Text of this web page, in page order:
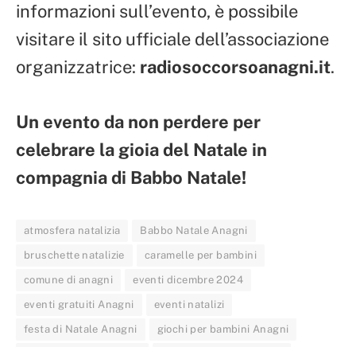
informazioni sull’evento, è possibile
visitare il sito ufficiale dell’associazione
organizzatrice: radiosoccorsoanagni.it.
Un evento da non perdere per
celebrare la gioia del Natale in
compagnia di Babbo Natale!
atmosfera natalizia Babbo Natale Anagni
bruschette natalizie caramelle per bambini
comune di anagni eventi dicembre 2024
eventi gratuiti Anagni eventi natalizi
festa di Natale Anagni giochi per bambini Anagni